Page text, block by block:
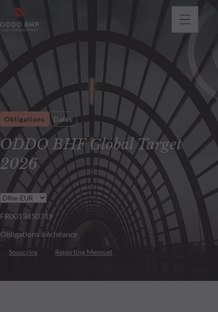
ODDO BHF Global Target
2026
Obligations Datés
FR0013450319
Obligations à échéance
Souscrire Reporting Mensuel